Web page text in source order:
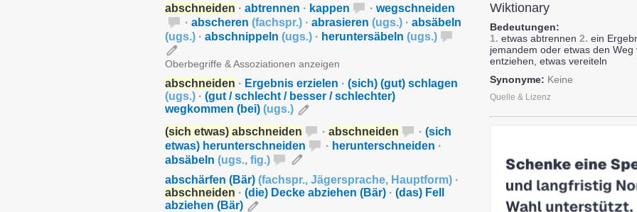
abschneiden · abtrennen · kappen · wegschneiden
· abscheren (fachspr.) · abrasieren (ugs.) · absäbeln
(ugs.) · abschnippeln (ugs.) · heruntersäbeln (ugs.)
Oberbegriffe & Assoziationen anzeigen
abschneiden · Ergebnis erzielen · (sich) (gut) schlagen
(ugs.) · (gut / schlecht / besser / schlechter)
wegkommen (bei) (ugs.)
(sich etwas) abschneiden
· abschneiden · (sich
etwas) herunterschneiden
· herunterschneiden ·
absäbeln (ugs., fig.)
abschärfen (Bär) (fachspr., Jägersprache, Hauptform) ·
abschneiden · (die) Decke abziehen (Bär) · (das) Fell
abziehen (Bär)
Wiktionary
Bedeutungen:
1. etwas abtrennen 2. ein
jemandem oder etwas den
entziehen, etwas vereiteln
Synonyme: Keine
Quelle & Lizenz